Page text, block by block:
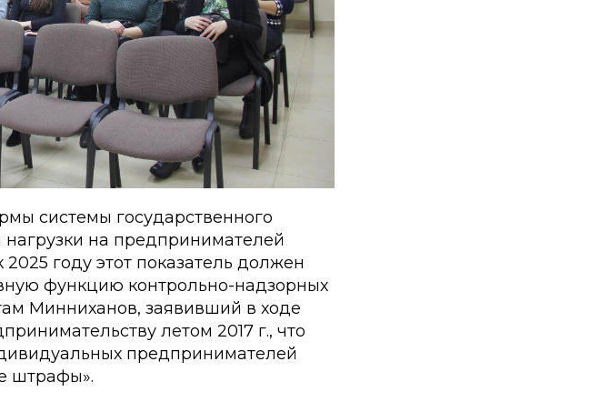
системы государственного
на предпринимателей
году этот показатель должен
функцию контрольно-надзорных
Минниханов, заявивший в ходе
летом 2017 г., что
предпринимателей
штрафы».